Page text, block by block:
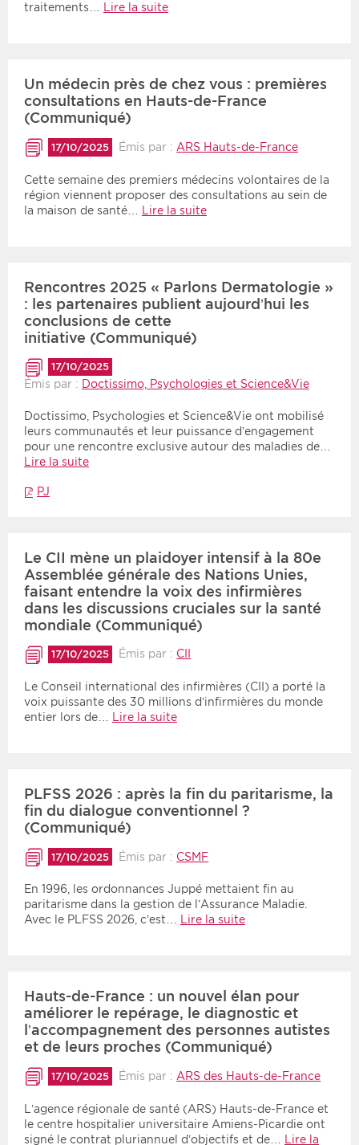
traitements… Lire la suite
Un médecin près de chez vous : premières
consultations en Hauts-de-France
(Communiqué)
17/10/2025 Émis par : ARS Hauts-de-France
Cette semaine des premiers médecins volontaires de la
région viennent proposer des consultations au sein de
la maison de santé… Lire la suite
Rencontres 2025 « Parlons Dermatologie »
: les partenaires publient aujourd’hui les
conclusions de cette
initiative (Communiqué)
17/10/2025
Émis par : Doctissimo, Psychologies et Science&Vie
Doctissimo, Psychologies et Science&Vie ont mobilisé
leurs communautés et leur puissance d’engagement
pour une rencontre exclusive autour des maladies de…
Lire la suite
PJ
Le CII mène un plaidoyer intensif à la 80e
Assemblée générale des Nations Unies,
faisant entendre la voix des infirmières
dans les discussions cruciales sur la santé
mondiale (Communiqué)
17/10/2025 Émis par : CII
Le Conseil international des infirmières (CII) a porté la
voix puissante des 30 millions d’infirmières du monde
entier lors de…
Lire la suite
PLFSS 2026 : après la fin du paritarisme, la
fin du dialogue conventionnel ?
(Communiqué)
17/10/2025 Émis par : CSMF
En 1996, les ordonnances Juppé mettaient fin au
paritarisme dans la gestion de l’Assurance Maladie.
Avec le PLFSS 2026, c’est… Lire la suite
Hauts-de-France : un nouvel élan pour
améliorer le repérage, le diagnostic et
l’accompagnement des personnes autistes
et de leurs proches (Communiqué)
17/10/2025 Émis par : ARS des Hauts-de-France
L’agence régionale de santé (ARS) Hauts-de-France et
le centre hospitalier universitaire Amiens-Picardie ont
signé le contrat pluriannuel d’objectifs et de… Lire la